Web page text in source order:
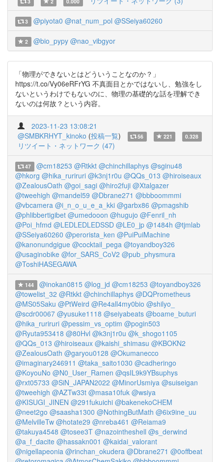
3 @piyota0 @nat_num_pol @SSeiya60260
2 @bio_pypy @nao_vibgyor
「物理ができないとはどういうことなのか？」
https://t.co/Vy06eRFrYG 不真面目とかではないし、勉強をし
ないというわけでもないのに、物理の基礎的な話を理解でき
ないのは何故？という内容。
2023-11-23 13:08:21
@SMBKRHYT_kinoko (投稿一覧) 56 221 0.328
リツイート・ネットワーク (47)
47 @cm18253 @Rtkkt @chinchillaphys @sginu48
@hkorg @hika_ruriruri @k3nj1r0u @QQs_013 @hiroiseaux
@ZealousOath @goi_sagi @hiro2fuji @Xtalgazer
@tweehigh @mandel59 @Dbrane271 @bbboommmi
@vbcamera @i_n_o_u_e_a_kki @garbx86 @pmagshib
@phlibbertigibet @umedooon @hugujo @Fenril_nh
@Poi_hfmd @LEDLEDLEDSSD @LE0_jp @1484h @tjmlab
@SSeiya60260 @perorista_ken @PuiPuiMachine
@kanonundgigue @cocktail_pega @toyandboy326
@usaginobike @for_SARS_CoV2 @pub_physmura
@ToshiHASEGAWA
144 @inokan0815 @log_jd @cm18253 @toyandboy326
@towelist_32 @Rtkkt @chinchillaphys @DQPrometheus
@MS05Saku @PtWeird @Re4all4my0bio @shilyo_
@scdr00067 @yusuke1118 @seiyabeats @boame_buturi
@hika_ruriruri @pessim_vs_optim @pogin503
@Ryuta953418 @80Hvl @k3nj1r0u @k_shogo1105
@QQs_013 @hiroiseaux @kaishi_shimasu @KBOKN2
@ZealousOath @garyou0128 @Okumanecco
@imaginary246911 @taka_saito1030 @cadheringo
@KoyouNo @N0_User_Ramen @qsIL9k9YBsuphys
@rxt05733 @SiN_JAPAN2022 @MinorUsmiya @suiseigan
@tweehigh @AZTw33t @masa10fuk @wsiya
@KISUGI_JINEN @291fukuichi @bakenekoCHEM
@neet2go @saasha1300 @NothingButMath @6ix9ine_uu
@MelvilleTw @hotate29 @nreba461 @Reiama9
@takuya4548 @tosee3T @nazointheshell @s_derwind
@a_f_dacite @hassakn001 @kaidai_valorant
@nigellapeonia @rinchan_okudera @Dbrane271 @0offbeat